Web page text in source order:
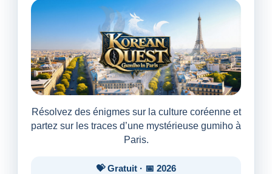
Résolvez des énigmes sur la culture coréenne et
partez sur les traces d’une mystérieuse gumiho à
Paris.
💝 Gratuit · 📅 2026